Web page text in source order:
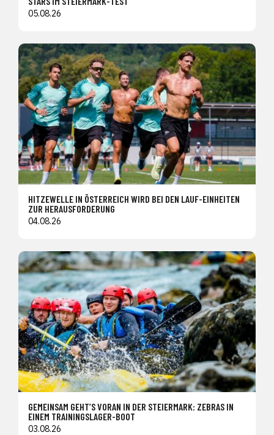
05.08.26
HITZEWELLE IN ÖSTERREICH WIRD BEI DEN LAUF-EINHEITEN
ZUR HERAUSFORDERUNG
04.08.26
GEMEINSAM GEHT’S VORAN IN DER STEIERMARK: ZEBRAS IN
EINEM TRAININGSLAGER-BOOT
03.08.26